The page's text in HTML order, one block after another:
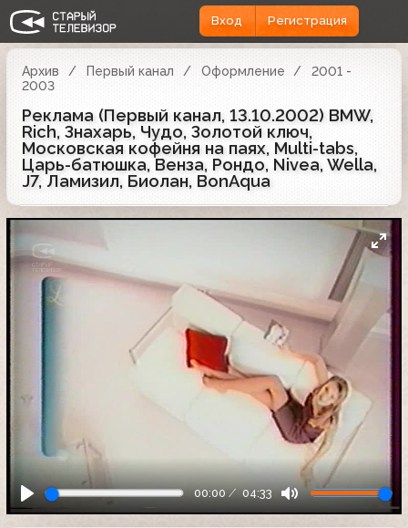
Вход Регистрация
Архив Первый канал Оформление
2001 -
2003
Реклама (Первый канал, 13.10.2002) BMW,
Rich, Знахарь, Чудо, Золотой ключ,
Московская кофейня на паях, Multi-tabs,
Царь-батюшка, Венза, Рондо, Nivea, Wella,
J7, Ламизил, Биолан, BonAqua
00:00 04:33